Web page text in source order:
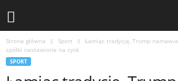
Strona główna Sport
Łamiąc tradycję, Trump
spółki nastawione na zysk
SPORT